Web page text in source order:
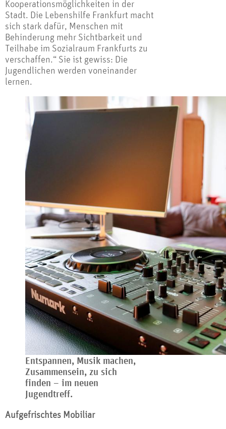
Kooperationsmöglichkeiten in der
Stadt. Die Lebenshilfe Frankfurt macht
sich stark dafür, Menschen mit
Behinderung mehr Sichtbarkeit und
Teilhabe im Sozialraum Frankfurts zu
verschaffen.“ Sie ist gewiss: Die
Jugendlichen werden voneinander
lernen.
Entspannen, Musik machen,
Zusammensein, zu sich
finden – im neuen
Jugendtreff.
Aufgefrischtes Mobiliar